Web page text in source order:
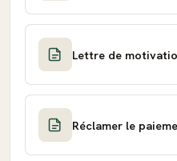
Lettre de
Réclamer le